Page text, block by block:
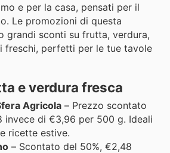
e per la casa, pensati per il
Le promozioni di questa
grandi sconti su frutta, verdura,
freschi, perfetti per le tue tavole
e verdura fresca
Agricola – Prezzo scontato
invece di €3,96 per 500 g. Ideali
ricette estive.
– Scontato del 50%, €2,48